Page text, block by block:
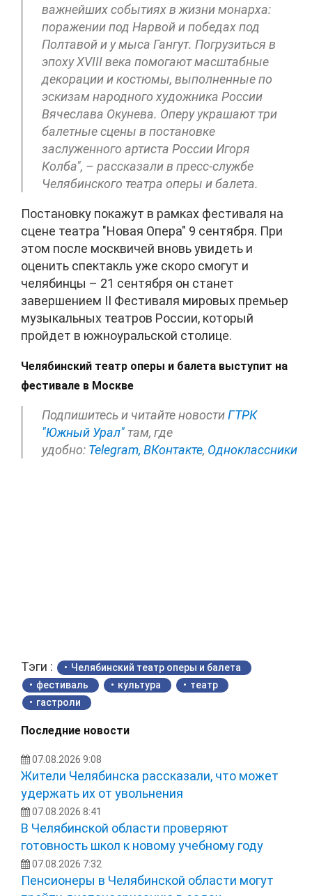
важнейших событиях в жизни монарха:
поражении под Нарвой и победах под
Полтавой и у мыса Гангут. Погрузиться в
эпоху XVIII века помогают масштабные
декорации и костюмы, выполненные по
эскизам народного художника России
Вячеслава Окунева. Оперу украшают три
балетные сцены в постановке
заслуженного артиста России Игоря
Колба", – рассказали в пресс-службе
Челябинского театра оперы и балета.
Постановку покажут в рамках фестиваля на
сцене театра "Новая Опера" 9 сентября. При
этом после москвичей вновь увидеть и
оценить спектакль уже скоро смогут и
челябинцы – 21 сентября он станет
завершением II Фестиваля мировых премьер
музыкальных театров России, который
пройдет в южноуральской столице.
Челябинский театр оперы и балета выступит на
фестивале в Москве
Подпишитесь и читайте новостиГТРК
"Южный Урал" там, где
удобно: Telegram, ВКонтакте, Одноклассники
Тэги :
Челябинский театр оперы и балета
фестиваль
культура
театр
гастроли
Последние новости
07.08.2026 9:08
Жители Челябинска рассказали, что может
удержать их от увольнения
07.08.2026 8:41
В Челябинской области проверяют
готовность школ к новому учебному году
07.08.2026 7:32
Пенсионеры в Челябинской области могут